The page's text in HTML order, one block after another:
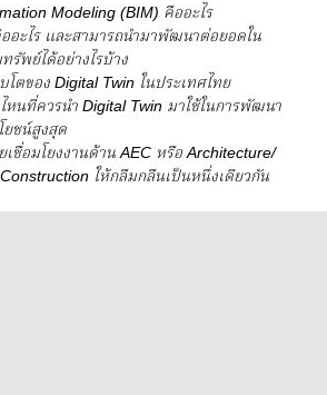
Modeling (BIM) คืออะไร
อะไร และสามารถนำมาพัฒนาต่อยอดใน
รัพย์ได้อย่างไรบ้าง
โตของDigital Twin ในประเทศไทย
หนที่ควรนำDigital Twin มาใช้ในการพัฒนา
ยชน์สูงสุด
เชื่อมโยงงานด้านAEC หรือ Architecture/
ให้กลืมกลืนเป็นหนึ่งเดียวกัน